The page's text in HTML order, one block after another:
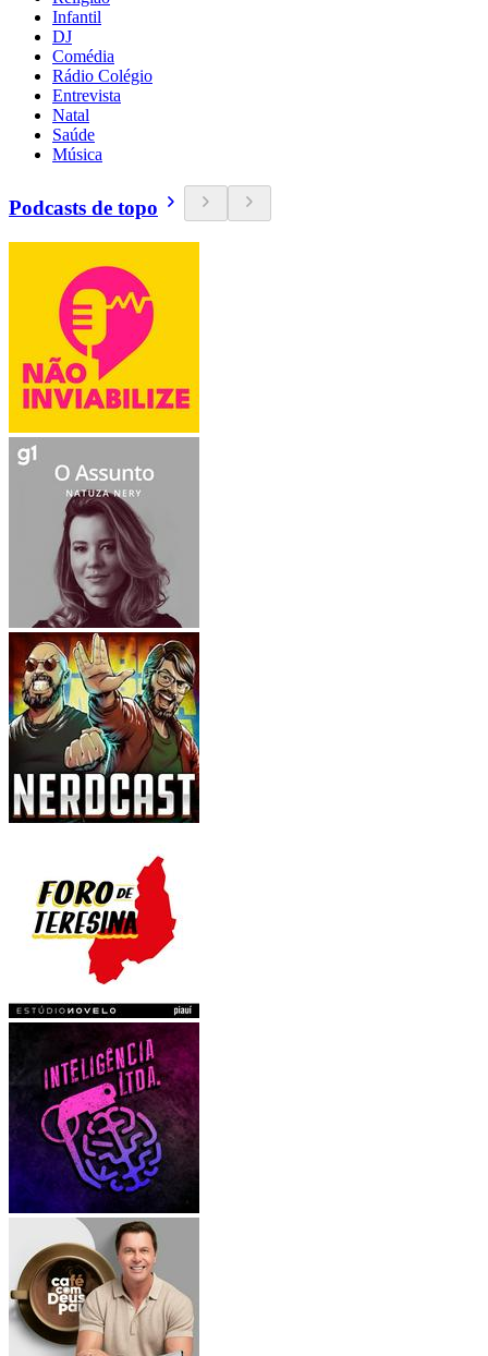
Infantil
DJ
Comédia
Rádio Colégio
Entrevista
Natal
Saúde
Música
Podcasts de topo